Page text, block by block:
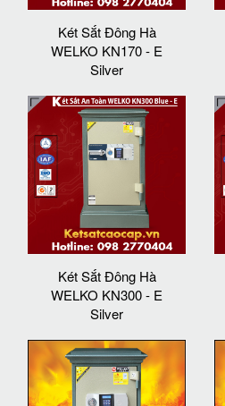
Két Sắt Đông Hà
WELKO KN170 - E
Silver
Két Sắt Đông Hà
WELKO KN300 - E
Silver